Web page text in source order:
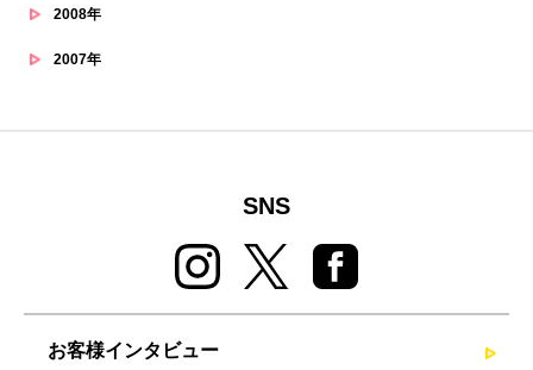
2008年
2007年
SNS
お客様インタビュー